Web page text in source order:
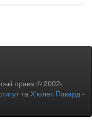
права © 2002-
та Х’юлет Пакард -